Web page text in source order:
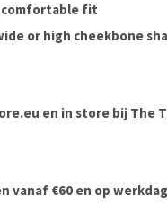
comfortable fit
or high cheekbone
en in store bij The
vanaf €60 en op